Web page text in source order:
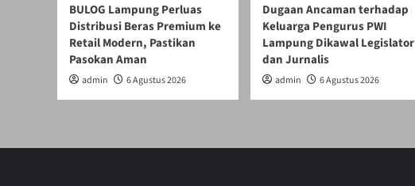
BULOG Lampung Perluas
Distribusi Beras Premium ke
Retail Modern, Pastikan
Pasokan Aman
admin 6 Agustus 2026
Dugaan Ancaman terhadap
Keluarga Pengurus PWI
Lampung Dikawal Legislator
dan Jurnalis
admin 6 Agustus 2026